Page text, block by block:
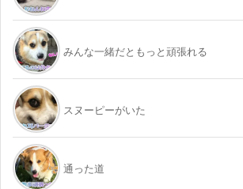
みんな一緒だともっと頑張れる
スヌーピーがいた
通った道